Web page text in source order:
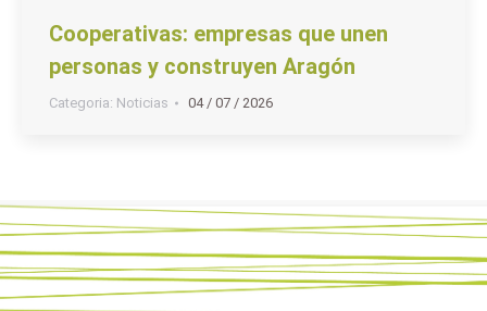
Cooperativas: empresas que unen
personas y construyen Aragón
Categoria: Noticias 04 / 07 / 2026